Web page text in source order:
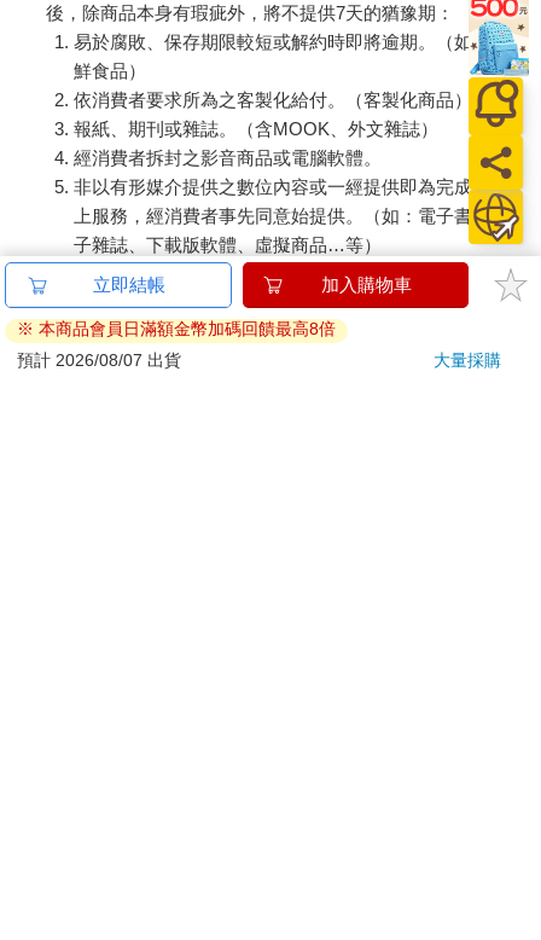
後，除商品本身有瑕疵外，將不提供7天的猶豫期：
易於腐敗、保存期限較短或解約時即將逾期。（如：生
鮮食品）
依消費者要求所為之客製化給付。（客製化商品）
報紙、期刊或雜誌。（含MOOK、外文雜誌）
經消費者拆封之影音商品或電腦軟體。
非以有形媒介提供之數位內容或一經提供即為完成之線
上服務，經消費者事先同意始提供。（如：電子書、電
子雜誌、下載版軟體、虛擬商品…等）
已拆封之個人衛生用品。（如：內衣褲、刮鬍刀、除毛
刀…等）
若非上列種類商品，均享有到貨7天的猶豫期（含例假
日）。
立即結帳 加入購物車
※ 本商品會員日滿額金幣加碼回饋最高8倍
預計 2026/08/07 出貨
大量採購